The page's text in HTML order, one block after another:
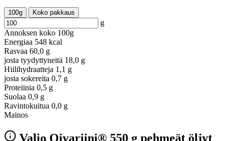
100g Koko pakkaus
g
Annoksen koko 100g
Energiaa 548 kcal
Rasvaa 60,0 g
josta tyydyttyneitä 18,0 g
Hiilihydraatteja 1,1 g
josta sokereita 0,7 g
Proteiinia 0,5 g
Suolaa 0,9 g
Ravintokuitua 0,0 g
Mainos
Valio Oivariini® 550 g pehmeät öljyt